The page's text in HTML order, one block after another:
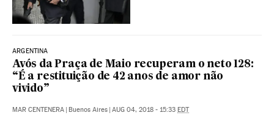
ARGENTINA
Avós da Praça de Maio recuperam o neto 128:
“É a restituição de 42 anos de amor não
vivido”
MAR CENTENERA | Buenos Aires | AUG 04, 2018 - 15:33 EDT